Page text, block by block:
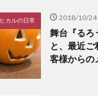
ヒカルの日常 2018/10/24
舞台『るろ
と、最近ご
客様からの